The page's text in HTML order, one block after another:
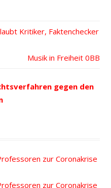
Kritiker, Faktenchecker
Nächster
Musik in Freiheit
gegen den
zur Coronakrise
zur Coronakrise